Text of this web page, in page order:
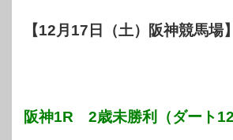
【12月17日（土）阪神競馬場】
阪神1R 2歳未勝利（ダート